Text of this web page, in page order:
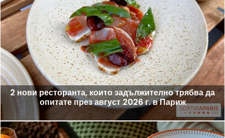
2 нови ресторанта, които задължително трябва да
опитате през август 2026 г. в Париж